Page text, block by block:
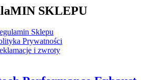
SKLEPU
Sklepu
Prywatności
i zwroty